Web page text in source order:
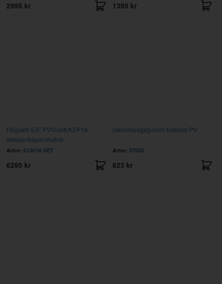
2995 kr 1395 kr
Fälgsats 5,5" PV/Duett/AZ/P18
dekaler/kåpor/muttrar
Artnr: 613014-SET
6295 kr
Genomslagsgummi bakaxel PV
Artnr: 87055
623 kr